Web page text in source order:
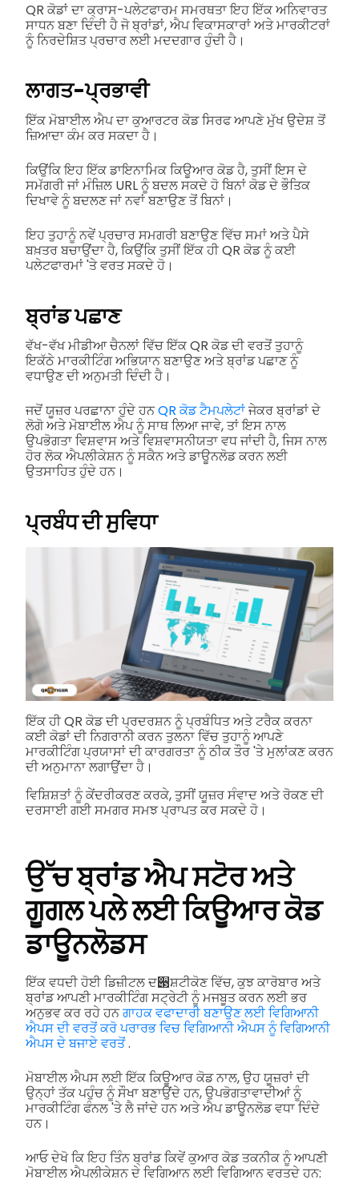
QR ਕੋਡਾਂ ਦਾ ਕ੍ਰਾਸ-ਪਲੇਟਫਾਰਮ ਸਮਰਥਤਾ ਇਹ ਇੱਕ ਅਨਿਵਾਰਤ
ਸਾਧਨ ਬਣਾ ਦਿੰਦੀ ਹੈ ਜੋ ਬ੍ਰਾਂਡਾਂ, ਐਪ ਵਿਕਾਸਕਾਰਾਂ ਅਤੇ ਮਾਰਕੀਟਰਾਂ
ਨੂੰ ਨਿਰਦੇਸ਼ਿਤ ਪ੍ਰਚਾਰ ਲਈ ਮਦਦਗਾਰ ਹੁੰਦੀ ਹੈ।
ਲਾਗਤ-ਪ੍ਰਭਾਵੀ
ਇੱਕ ਮੋਬਾਈਲ ਐਪ ਦਾ ਕੁਆਰਟਰ ਕੋਡ ਸਿਰਫ ਆਪਣੇ ਮੁੱਖ ਉਦੇਸ਼ ਤੋਂ
ਜ਼ਿਆਦਾ ਕੰਮ ਕਰ ਸਕਦਾ ਹੈ।
ਕਿਉਂਕਿ ਇਹ ਇੱਕ ਡਾਇਨਾਮਿਕ ਕਿਊਆਰ ਕੋਡ ਹੈ, ਤੁਸੀਂ ਇਸ ਦੇ
ਸਮੱਗਰੀ ਜਾਂ ਮੰਜ਼ਿਲ URL ਨੂੰ ਬਦਲ ਸਕਦੇ ਹੋ ਬਿਨਾਂ ਕੋਡ ਦੇ ਭੌਤਿਕ
ਦਿਖਾਵੇ ਨੂੰ ਬਦਲਣ ਜਾਂ ਨਵਾਂ ਬਣਾਉਣ ਤੋਂ ਬਿਨਾਂ।
ਇਹ ਤੁਹਾਨੂੰ ਨਵੇਂ ਪ੍ਰਚਾਰ ਸਮਗਰੀ ਬਣਾਉਣ ਵਿੱਚ ਸਮਾਂ ਅਤੇ ਪੈਸੇ
ਬਖ਼ਤਰ ਬਚਾਉਂਦਾ ਹੈ, ਕਿਉਂਕਿ ਤੁਸੀਂ ਇੱਕ ਹੀ QR ਕੋਡ ਨੂੰ ਕਈ
ਪਲੇਟਫਾਰਮਾਂ 'ਤੇ ਵਰਤ ਸਕਦੇ ਹੋ।
ਬ੍ਰਾਂਡ ਪਛਾਣ
ਵੱਖ-ਵੱਖ ਮੀਡੀਆ ਚੈਨਲਾਂ ਵਿੱਚ ਇੱਕ QR ਕੋਡ ਦੀ ਵਰਤੋਂ ਤੁਹਾਨੂੰ
ਇਕੱਠੇ ਮਾਰਕੀਟਿੰਗ ਅਭਿਯਾਨ ਬਣਾਉਣ ਅਤੇ ਬ੍ਰਾਂਡ ਪਛਾਣ ਨੂੰ
ਵਧਾਉਣ ਦੀ ਅਨੁਮਤੀ ਦਿੰਦੀ ਹੈ।
ਜਦੋਂ ਯੂਜ਼ਰ ਪਰਛਾਨਾ ਹੁੰਦੇ ਹਨQR ਕੋਡ ਟੈਮਪਲੇਟਾਂਜੇਕਰ ਬ੍ਰਾਂਡਾਂ ਦੇ
ਲੋਗੋ ਅਤੇ ਮੋਬਾਈਲ ਐਪ ਨੂੰ ਸਾਥ ਲਿਆ ਜਾਵੇ, ਤਾਂ ਇਸ ਨਾਲ
ਉਪਭੋਗਤਾ ਵਿਸ਼ਵਾਸ ਅਤੇ ਵਿਸ਼ਵਾਸਨੀਯਤਾ ਵਧ ਜਾਂਦੀ ਹੈ, ਜਿਸ ਨਾਲ
ਹੋਰ ਲੋਕ ਐਪਲੀਕੇਸ਼ਨ ਨੂੰ ਸਕੈਨ ਅਤੇ ਡਾਊਨਲੋਡ ਕਰਨ ਲਈ
ਉਤਸਾਹਿਤ ਹੁੰਦੇ ਹਨ।
ਪ੍ਰਬੰਧ ਦੀ ਸੁਵਿਧਾ
ਇੱਕ ਹੀ QR ਕੋਡ ਦੀ ਪ੍ਰਦਰਸ਼ਨ ਨੂੰ ਪ੍ਰਬੰਧਿਤ ਅਤੇ ਟਰੈਕ ਕਰਨਾ
ਕਈ ਕੋਡਾਂ ਦੀ ਨਿਗਰਾਨੀ ਕਰਨ ਤੁਲਨਾ ਵਿੱਚ ਤੁਹਾਨੂੰ ਆਪਣੇ
ਮਾਰਕੀਟਿੰਗ ਪ੍ਰਯਾਸਾਂ ਦੀ ਕਾਰਗਰਤਾ ਨੂੰ ਠੀਕ ਤੌਰ 'ਤੇ ਮੁਲਾਂਕਣ ਕਰਨ
ਦੀ ਅਨੁਮਾਨਾ ਲਗਾਉਂਦਾ ਹੈ।
ਵਿਸ਼ਿਸ਼ਤਾਂ ਨੂੰ ਕੇਂਦਰੀਕਰਣ ਕਰਕੇ, ਤੁਸੀਂ ਯੂਜ਼ਰ ਸੰਵਾਦ ਅਤੇ ਰੋਕਣ ਦੀ
ਦਰਸਾਈ ਗਈ ਸਮਗਰ ਸਮਝ ਪ੍ਰਾਪਤ ਕਰ ਸਕਦੇ ਹੋ।
ਉੱਚ ਬ੍ਰਾਂਡਐਪ ਸਟੋਰ ਅਤੇ
ਗੂਗਲ ਪਲੇ ਲਈ ਕਿਊਆਰ ਕੋਡ
ਡਾਊਨਲੋਡਸ
ਇੱਕ ਵਧਦੀ ਹੋਈ ਡਿਜ਼ੀਟਲ ਦ੃ਸ਼ਟੀਕੋਣ ਵਿੱਚ, ਕੁਝ ਕਾਰੋਬਾਰ ਅਤੇ
ਬ੍ਰਾਂਡ ਆਪਣੀ ਮਾਰਕੀਟਿੰਗ ਸਟ੍ਰੇਟੀ ਨੂੰ ਮਜਬੂਤ ਕਰਨ ਲਈ ਭਰ
ਅਨੁਭਵ ਕਰ ਰਹੇ ਹਨਗਾਹਕ ਵਫਾਦਾਰੀ ਬਣਾਉਣ ਲਈ ਵਿਗਿਆਨੀ
ਐਪਸ ਦੀ ਵਰਤੋਂ ਕਰੋ ਪਰਾਰਭ ਵਿਚ ਵਿਗਿਆਨੀ ਐਪਸ ਨੂੰ ਵਿਗਿਆਨੀ
ਐਪਸ ਦੇ ਬਜਾਏ ਵਰਤੋਂ.
ਮੋਬਾਈਲ ਐਪਸ ਲਈ ਇੱਕ ਕਿਊਆਰ ਕੋਡ ਨਾਲ, ਉਹ ਯੂਜ਼ਰਾਂ ਦੀ
ਉਨ੍ਹਾਂ ਤੱਕ ਪਹੁੰਚ ਨੂੰ ਸੌਖਾ ਬਣਾਉਂਦੇ ਹਨ, ਉਪਭੋਗਤਾਵਾਦੀਆਂ ਨੂੰ
ਮਾਰਕੀਟਿੰਗ ਫੰਨਲ 'ਤੇ ਲੈ ਜਾਂਦੇ ਹਨ ਅਤੇ ਐਪ ਡਾਊਨਲੋਡ ਵਧਾ ਦਿੰਦੇ
ਹਨ।
ਆਓ ਦੇਖੋ ਕਿ ਇਹ ਤਿੰਨ ਬ੍ਰਾਂਡ ਕਿਵੇਂ ਕੁਆਰ ਕੋਡ ਤਕਨੀਕ ਨੂੰ ਆਪਣੀ
ਮੋਬਾਈਲ ਐਪਲੀਕੇਸ਼ਨ ਦੇ ਵਿਗਿਆਨ ਲਈ ਵਿਗਿਆਨ ਵਰਤਦੇ ਹਨ: